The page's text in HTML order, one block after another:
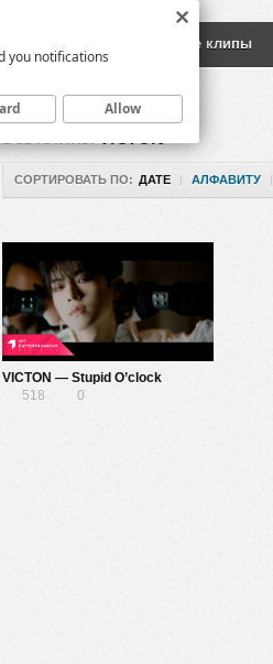
Русские клипы
ВСЕ КЛИПЫ VICTON
СОРТИРОВАТЬ ПО: ДАТЕ | АЛФАВИТУ |
VICTON — Stupid O’clock
518
0
you notifications
Allow